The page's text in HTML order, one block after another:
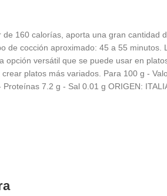
160 calorías, aporta una gran
de cocción aproximado: 45 a 55
versátil que se puede usar en
platos más variados. Para 100 g -
7.2 g - Sal 0.01 g ORIGEN: